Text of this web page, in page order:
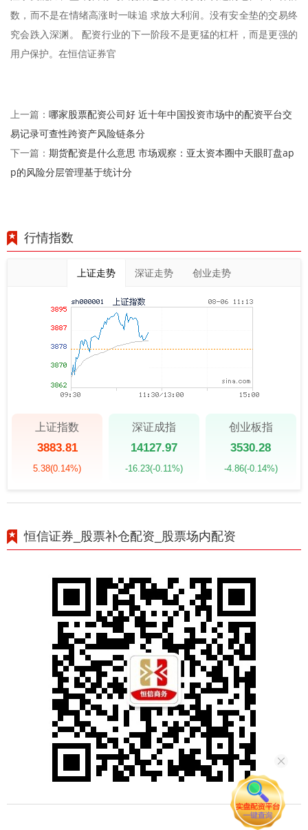
数，而不是在情绪高涨时一味追 求放大利润。没有安全垫的交易终
究会跌入深渊。 配资行业的下一阶段不是更猛的杠杆，而是更强的
用户保护。在恒信证券官
上一篇： 哪家股票配资公司好 近十年中国投资市场中的配资平台交
易记录可查性跨资产风险链条分
下一篇： 期货配资是什么意思 市场观察：亚太资本圈中天眼盯盘ap
p的风险分层管理基于统计分
行情指数
上证走势 深证走势 创业走势
上证指数
3883.81
5.38(0.14%)
深证成指
14127.97
-16.23(-0.11%)
创业板指
3530.28
-4.86(-0.14%)
恒信证券_股票补仓配资_股票场内配资